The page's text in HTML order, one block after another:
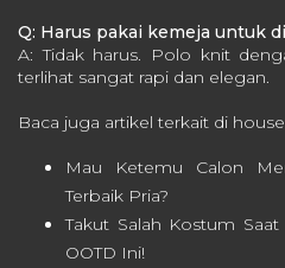
Q: Harus pakai kemeja untuk
A: Tidak harus. Polo knit
terlihat sangat rapi dan elegan.
Baca juga artikel terkait di
Mau Ketemu Calon
Terbaik Pria?
Takut Salah Kostum
OOTD Ini!